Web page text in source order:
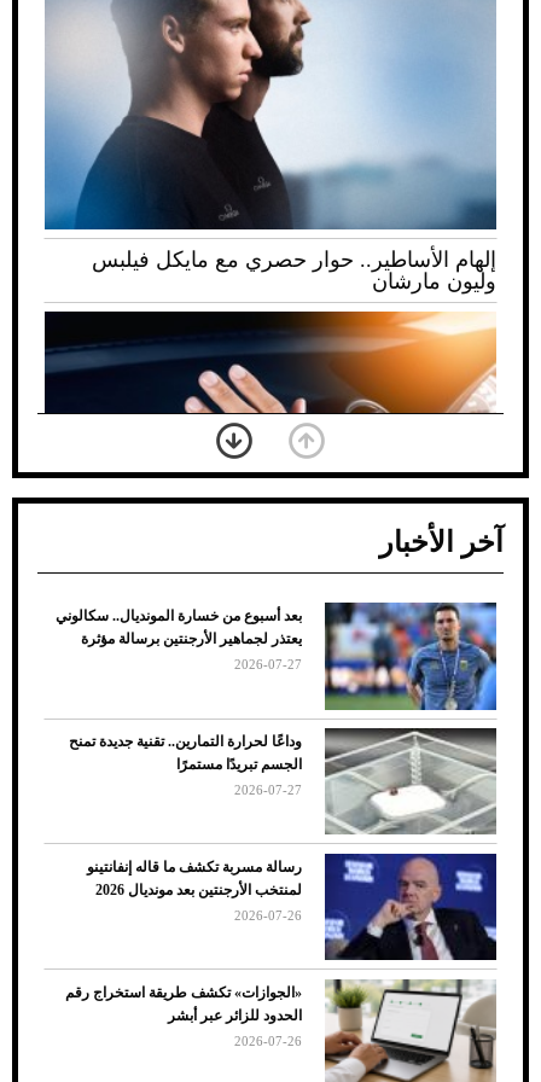
إلهام الأساطير.. حوار حصري مع مايكل فيلبس
وليون مارشان
ضعف تبريد مكيف السيارة عند الوقوف.. أشهر
الأسباب والحلول
7 نصائح لاختيار لون البنطلون المناسب للقميص
الأسود
آخر الأخبار
بعد أسبوع من خسارة المونديال.. سكالوني
يعتذر لجماهير الأرجنتين برسالة مؤثرة
2026-07-27
وداعًا لحرارة التمارين.. تقنية جديدة تمنح
الجسم تبريدًا مستمرًا
2026-07-27
رسالة مسربة تكشف ما قاله إنفانتينو
لمنتخب الأرجنتين بعد مونديال 2026
2026-07-26
«الجوازات» تكشف طريقة استخراج رقم
الحدود للزائر عبر أبشر
2026-07-26